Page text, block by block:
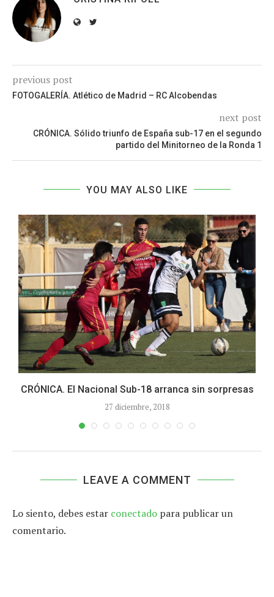
previous post
FOTOGALERÍA. Atlético de Madrid – RC Alcobendas
next post
CRÓNICA. Sólido triunfo de España sub-17 en el segundo
partido del Minitorneo de la Ronda 1
YOU MAY ALSO LIKE
CRÓNICA. El Nacional Sub-18 arranca sin sorpresas
27 diciembre, 2018
LEAVE A COMMENT
Lo siento, debes estar conectado para publicar un
comentario.